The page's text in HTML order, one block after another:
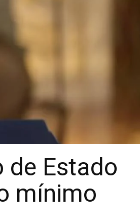
de Estado
mínimo